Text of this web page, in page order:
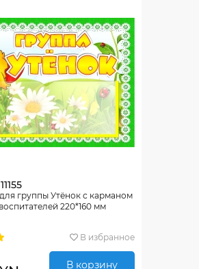
группы Утёнок с карманом
220*160 мм
В избранное
В корзину